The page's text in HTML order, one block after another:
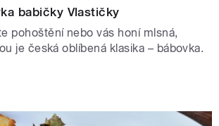
babičky Vlastičky
pohoštění nebo vás honí mlsná,
je česká oblíbená klasika – bábovka.